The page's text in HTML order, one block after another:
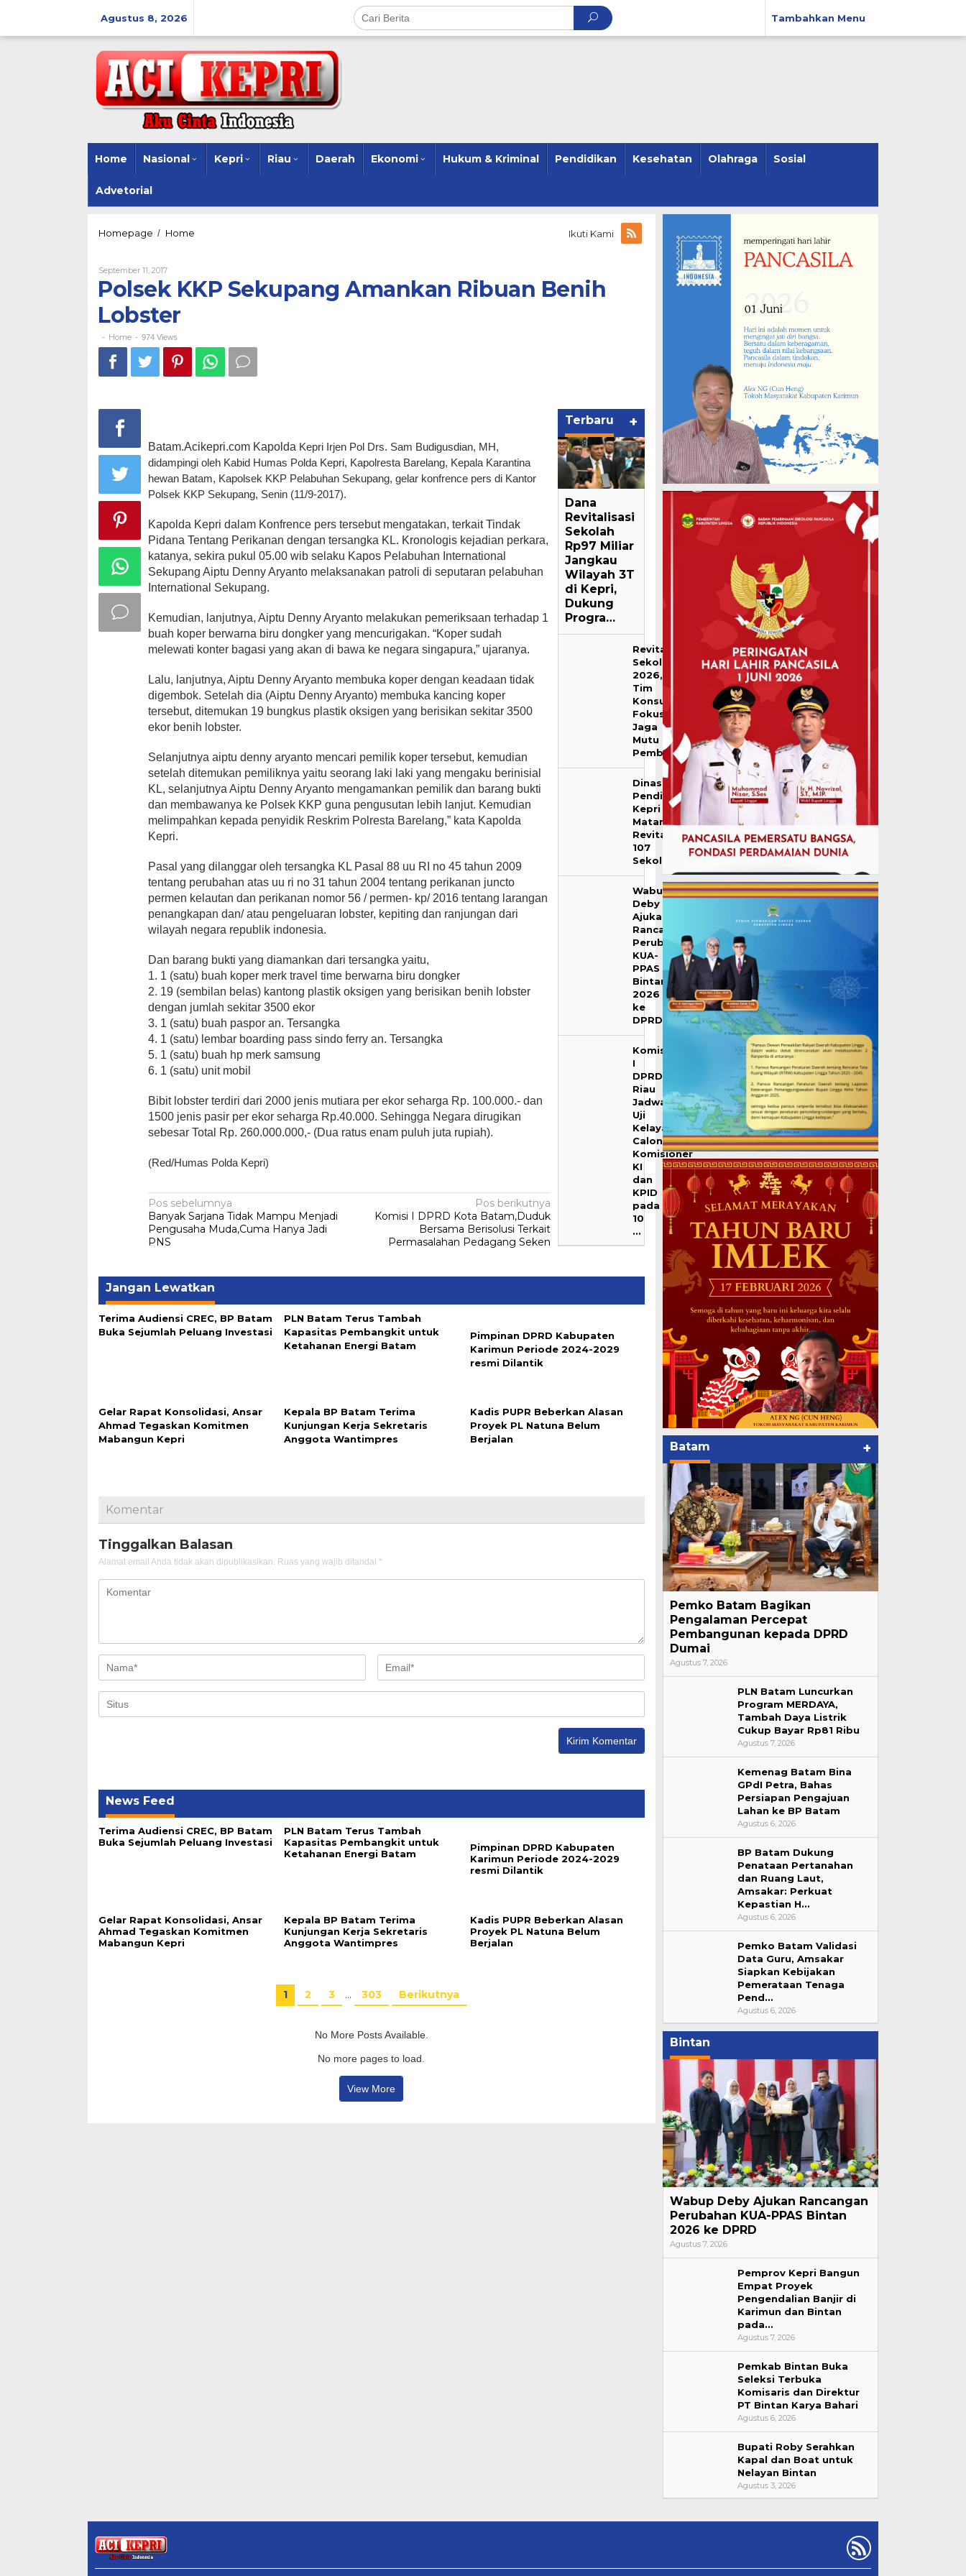
Agustus 8, 2026 Tambahkan Menu
Home Nasional Kepri Riau Daerah Ekonomi Hukum & Kriminal Pendidikan Kesehatan Olahraga Sosial
Advetorial
Homepage / Home
Ribuan
Benih
Ikuti Kami
September 11, 2017Oleh
Polsek KKP Sekupang Amankan Ribuan Benih
Lobster
- Home - 974 Views
Batam.Acikepri.com Kapolda Kepri Irjen Pol Drs. Sam Budigusdian, MH,
didampingi oleh Kabid Humas Polda Kepri, Kapolresta Barelang, Kepala Karantina
hewan Batam, Kapolsek KKP Pelabuhan Sekupang, gelar konfrence pers di Kantor
Polsek KKP Sekupang, Senin (11/9-2017).
Kapolda Kepri dalam Konfrence pers tersebut mengatakan, terkait Tindak
Pidana Tentang Perikanan dengan tersangka KL. Kronologis kejadian perkara,
katanya, sekira pukul 05.00 wib selaku Kapos Pelabuhan International
Sekupang Aiptu Denny Aryanto melaksanakan patroli di seputaran pelabuhan
International Sekupang.
Kemudian, lanjutnya, Aiptu Denny Aryanto melakukan pemeriksaan terhadap 1
buah koper berwarna biru dongker yang mencurigakan. “Koper sudah
melewati konter bagasi yang akan di bawa ke negara singapura,” ujaranya.
Lalu, lanjutnya, Aiptu Denny Aryanto membuka koper dengan keadaan tidak
digembok. Setelah dia (Aiptu Denny Aryanto) membuka kancing koper
tersebut, ditemukan 19 bungkus plastik oksigen yang berisikan sekitar 3500
ekor benih lobster.
Selanjutnya aiptu denny aryanto mencari pemilik koper tersebut, kemudian
setelah ditemukan pemiliknya yaitu seorang laki laki yang mengaku berinisial
KL, selanjutnya Aiptu Denny Aryanto mengamankan pemilik dan barang bukti
dan membawanya ke Polsek KKP guna pengusutan lebih lanjut. Kemudian
melimpahkan kepada penyidik Reskrim Polresta Barelang,” kata Kapolda
Kepri.
Pasal yang dilanggar oleh tersangka KL Pasal 88 uu RI no 45 tahun 2009
tentang perubahan atas uu ri no 31 tahun 2004 tentang perikanan juncto
permen kelautan dan perikanan nomor 56 / permen- kp/ 2016 tentang larangan
penangkapan dan/ atau pengeluaran lobster, kepiting dan ranjungan dari
wilayah negara republik indonesia.
Dan barang bukti yang diamankan dari tersangka yaitu,
1. 1 (satu) buah koper merk travel time berwarna biru dongker
2. 19 (sembilan belas) kantong plastik oksigen yang berisikan benih lobster
dengan jumlah sekitar 3500 ekor
3. 1 (satu) buah paspor an. Tersangka
4. 1 (satu) lembar boarding pass sindo ferry an. Tersangka
5. 1 (satu) buah hp merk samsung
6. 1 (satu) unit mobil
Bibit lobster terdiri dari 2000 jenis mutiara per ekor seharga Rp. 100.000.- dan
1500 jenis pasir per ekor seharga Rp.40.000. Sehingga Negara dirugikan
sebesar Total Rp. 260.000.000,- (Dua ratus enam puluh juta rupiah).
(Red/Humas Polda Kepri)
Navigasi
pos
Pos sebelumnya
Banyak Sarjana Tidak Mampu Menjadi
Pengusaha Muda,Cuma Hanya Jadi
PNS
Pos berikutnya
Komisi I DPRD Kota Batam,Duduk
Bersama Berisolusi Terkait
Permasalahan Pedagang Seken
Terbaru +
Dana
Revitalisasi
Sekolah
Rp97 Miliar
Jangkau
Wilayah 3T
di Kepri,
Dukung
Progra…
Revitalisasi
Sekolah
2026,
Tim
Konsultan
Fokus
Jaga
Mutu
Pembangunanfto
Dinas
Pendidikan
Kepri
Matangkan
Revitalisasi
107
Sekolah
Wabup
Deby
Ajukan
Rancangan
Perubahan
KUA-
PPAS
Bintan
2026
ke
DPRD
Komisi
I
DPRD
Riau
Jadwalkan
Uji
Kelayakan
Calon
Komisioner
KI
dan
KPID
pada
10
…
Jangan Lewatkan
Terima Audiensi CREC, BP Batam
Buka Sejumlah Peluang Investasi
PLN Batam Terus Tambah
Kapasitas Pembangkit untuk
Ketahanan Energi Batam
Pimpinan DPRD Kabupaten
Karimun Periode 2024-2029
resmi Dilantik
Gelar Rapat Konsolidasi, Ansar
Ahmad Tegaskan Komitmen
Mabangun Kepri
Kepala BP Batam Terima
Kunjungan Kerja Sekretaris
Anggota Wantimpres
Kadis PUPR Beberkan Alasan
Proyek PL Natuna Belum
Berjalan
Komentar
Tinggalkan Balasan
Alamat email Anda tidak akan dipublikasikan. Ruas yang wajib ditandai *
News Feed
Terima Audiensi CREC, BP Batam
Buka Sejumlah Peluang Investasi
PLN Batam Terus Tambah
Kapasitas Pembangkit untuk
Ketahanan Energi Batam
Pimpinan DPRD Kabupaten
Karimun Periode 2024-2029
resmi Dilantik
Gelar Rapat Konsolidasi, Ansar
Ahmad Tegaskan Komitmen
Mabangun Kepri
Kepala BP Batam Terima
Kunjungan Kerja Sekretaris
Anggota Wantimpres
Kadis PUPR Beberkan Alasan
Proyek PL Natuna Belum
Berjalan
1 2 3 … 303 Berikutnya
No More Posts Available.
No more pages to load.
View More
Batam +
Pemko Batam Bagikan
Pengalaman Percepat
Pembangunan kepada DPRD
Dumai
Agustus 7, 2026
PLN Batam Luncurkan
Program MERDAYA,
Tambah Daya Listrik
Cukup Bayar Rp81 Ribu
Agustus 7, 2026
Kemenag Batam Bina
GPdI Petra, Bahas
Persiapan Pengajuan
Lahan ke BP Batam
Agustus 6, 2026
BP Batam Dukung
Penataan Pertanahan
dan Ruang Laut,
Amsakar: Perkuat
Kepastian H…
Agustus 6, 2026
Pemko Batam Validasi
Data Guru, Amsakar
Siapkan Kebijakan
Pemerataan Tenaga
Pend…
Agustus 6, 2026
Bintan
Wabup Deby Ajukan Rancangan
Perubahan KUA-PPAS Bintan
2026 ke DPRD
Agustus 7, 2026
Pemprov Kepri Bangun
Empat Proyek
Pengendalian Banjir di
Karimun dan Bintan
pada…
Agustus 7, 2026
Pemkab Bintan Buka
Seleksi Terbuka
Komisaris dan Direktur
PT Bintan Karya Bahari
Agustus 6, 2026
Bupati Roby Serahkan
Kapal dan Boat untuk
Nelayan Bintan
Agustus 3, 2026